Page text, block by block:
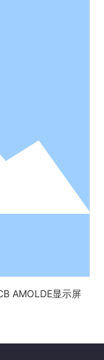
AMOLDE显示屏